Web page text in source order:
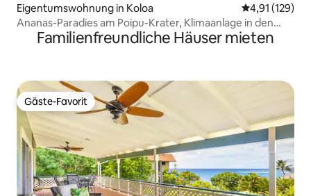
Eigentumswohnung in Koloa
4,91 (129)
Ananas-Paradies am Poipu-Krater, Klimaanlage in den
Schlafzimmern
Familienfreundliche Häuser mieten
Gäste-Favorit
Gäste-Favorit